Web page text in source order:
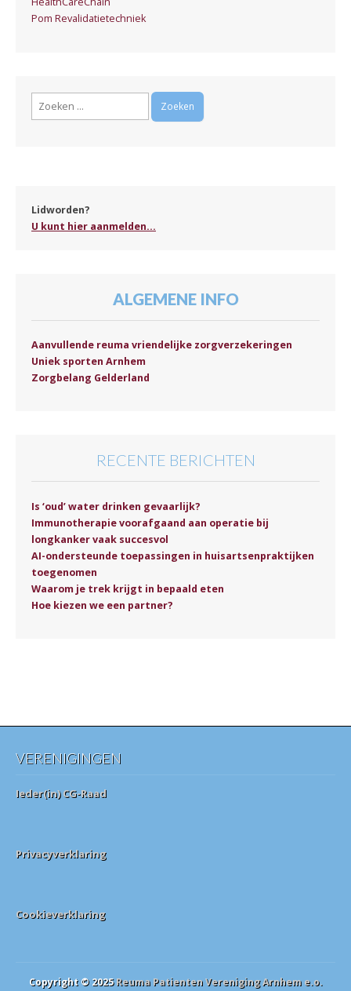
Pom Revalidatietechniek
Zoeken
Lidworden?
U kunt hier aanmelden...
ALGEMENE INFO
Aanvullende reuma vriendelijke zorgverzekeringen
Uniek sporten Arnhem
Zorgbelang Gelderland
RECENTE BERICHTEN
Is ‘oud’ water drinken gevaarlijk?
Immunotherapie voorafgaand aan operatie bij
longkanker vaak succesvol
AI-ondersteunde toepassingen in huisartsenpraktijken
toegenomen
Waarom je trek krijgt in bepaald eten
Hoe kiezen we een partner?
VERENIGINGEN
Ieder(in) CG-Raad
Privacyverklaring
Cookieverklaring
Copyright © 2025Reuma Patienten Vereniging Arnhem e.o.